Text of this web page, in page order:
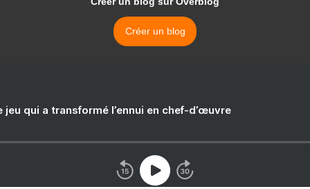
Créer un blog
jeu qui a transformé l’ennui en chef-d’œuvre